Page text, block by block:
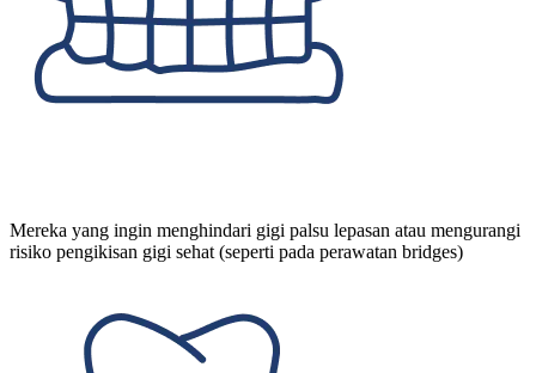
Mereka yang ingin menghindari gigi palsu lepasan atau mengurangi
risiko pengikisan gigi sehat (seperti pada perawatan bridges)